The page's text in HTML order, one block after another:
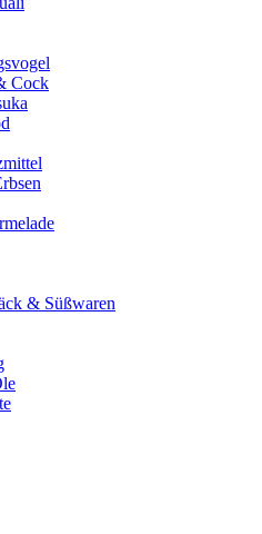
Cock
& Süßwaren